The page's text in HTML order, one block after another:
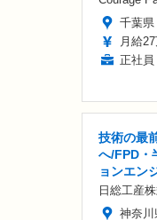
千葉県
月給
正社員
技術の最
へ/FPD・
ョンエン
日総工産
神奈川